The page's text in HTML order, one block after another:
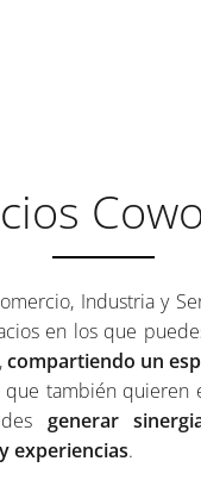
Industria y
en los que
compartiendo un
que también quieren
generar
experiencias.